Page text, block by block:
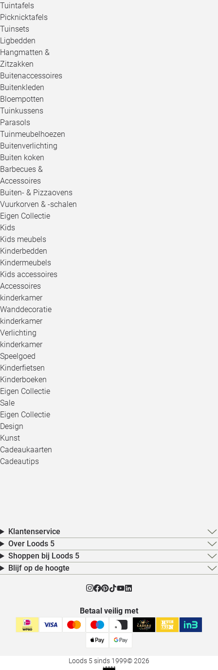
Tuintafels
Picknicktafels
Tuinsets
Ligbedden
Hangmatten &
Zitzakken
Buitenaccessoires
Buitenkleden
Bloempotten
Tuinkussens
Parasols
Tuinmeubelhoezen
Buitenverlichting
Buiten koken
Barbecues &
Accessoires
Buiten- & Pizzaovens
Vuurkorven & -schalen
Eigen Collectie
Kids
Kids meubels
Kinderbedden
Kindermeubels
Kids accessoires
Accessoires
kinderkamer
Wanddecoratie
kinderkamer
Verlichting
kinderkamer
Speelgoed
Kinderfietsen
Kinderboeken
Eigen Collectie
Sale
Eigen Collectie
Design
Kunst
Cadeaukaarten
Cadeautips
Klantenservice
Over Loods 5
Shoppen bij Loods 5
Blijf op de hoogte
Betaal veilig met
Loods 5 sinds 1999© 2026